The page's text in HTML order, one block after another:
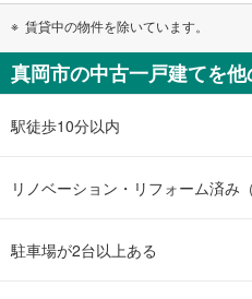
賃貸中の物件を除いています。
真岡市の中古一戸建てを
駅徒歩10分以内
リノベーション・リフォーム済み
駐車場が2台以上ある